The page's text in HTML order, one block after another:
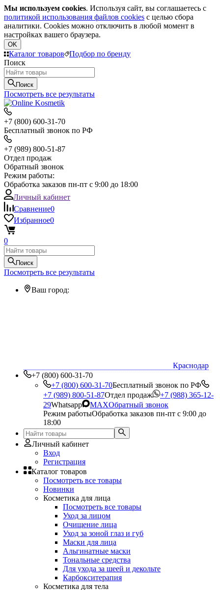
Мы используем cookies. Используя сайт, вы соглашаетесь с
политикой использования файлов cookies с целью сбора
аналитики. Cookies можно отключить в любой момент в
настройках вашего браузера.
OK
Каталог товаров
Подбор по бренду
Поиск
Поиск
Посмотреть все результаты
+7 (800) 600-31-70
Бесплатный звонок по РФ
+7 (989) 800-51-87
Отдел продаж
Обратный звонок
Режим работы:
Обработка заказов пн-пт с 9:00 до 18:00
Личный кабинет
Сравнение0
Избранное0
0
Поиск
Посмотреть все результаты
Ваш город:
Краснодар
+7 (800) 600-31-70
+7 (800) 600-31-70Бесплатный звонок по РФ
+7 (989) 800-51-87Отдел продаж
+7 (988) 365-12-
29Whatsapp MAXОбратный звонок
Режим работыОбработка заказов пн-пт с 9:00 до
18:00
Личный кабинет
Вход
Регистрация
Каталог товаров
Посмотреть все товары
Новинки
Косметика для лица
Посмотреть все товары
Уход за лицом
Очищение лица
Уход за зоной глаз и губ
Маски для лица
Альгинатные маски
Тональные средства
Для ухода за шеей и декольте
Карбокситерапия
Косметика для тела